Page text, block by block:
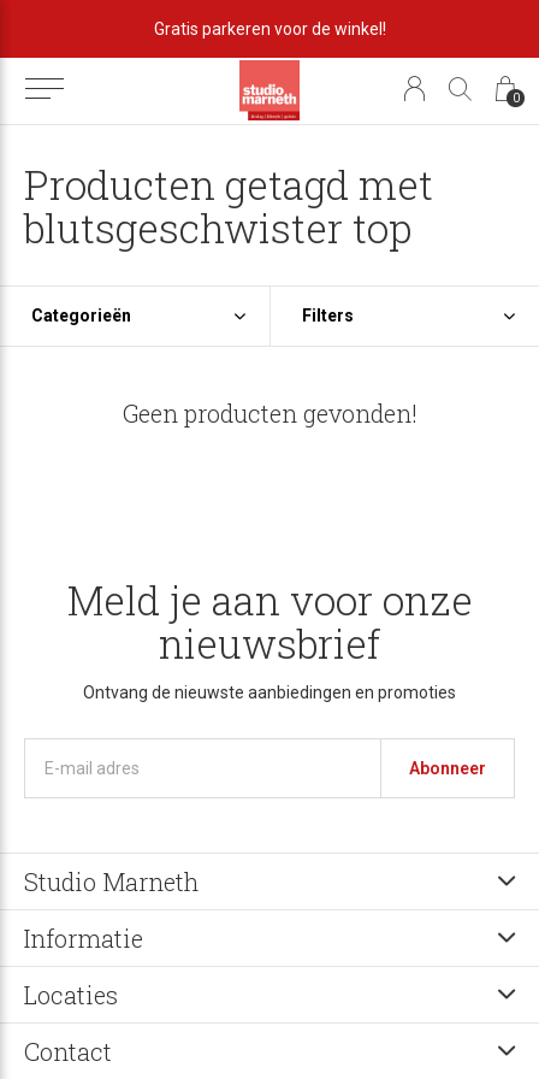
0
Gratis parkeren voor de winkel!
Producten getagd met
blutsgeschwister top
Categorieën Filters
Geen producten gevonden!
Meld je aan voor onze
nieuwsbrief
Ontvang de nieuwste aanbiedingen en promoties
Abonneer
Studio Marneth
Informatie
Locaties
Contact